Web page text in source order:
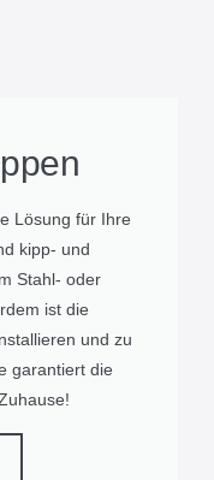
Lösung für Ihre
kipp- und
Stahl- oder
ist die
und zu
garantiert die